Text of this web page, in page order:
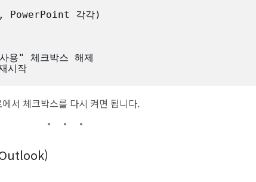
PowerPoint 각각)
재시작
서 체크박스를 다시 켜면 됩니다.